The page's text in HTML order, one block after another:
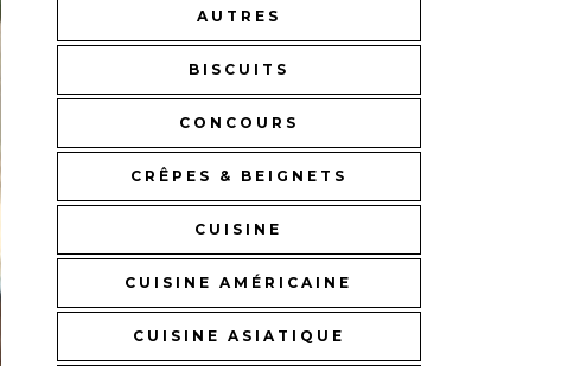
AUTRES
BISCUITS
CONCOURS
CRÊPES & BEIGNETS
CUISINE
CUISINE AMÉRICAINE
CUISINE ASIATIQUE